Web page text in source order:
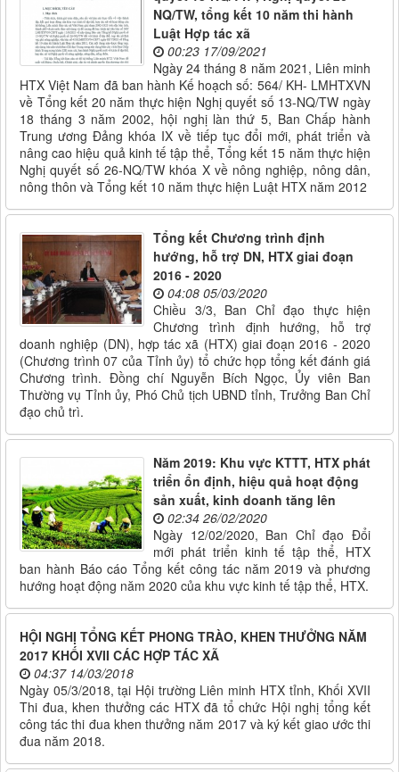
NQ/TW, tổng kết 10 năm thi hành
Luật Hợp tác xã
00:23 17/09/2021
Ngày 24 tháng 8 năm 2021, Liên minh
HTX Việt Nam đã ban hành Kế hoạch số: 564/ KH- LMHTXVN
về Tổng kết 20 năm thực hiện Nghị quyết số 13-NQ/TW ngày
18 tháng 3 năm 2002, hội nghị làn thứ 5, Ban Chấp hành
Trung ương Đảng khóa IX về tiếp tục đổi mới, phát triển và
nâng cao hiệu quả kinh tế tập thể, Tổng kết 15 năm thực hiện
Nghị quyết số 26-NQ/TW khóa X về nông nghiệp, nông dân,
nông thôn và Tổng kết 10 năm thực hiện Luật HTX năm 2012
Tổng kết Chương trình định
hướng, hỗ trợ DN, HTX giai đoạn
2016 - 2020
04:08 05/03/2020
Chiều 3/3, Ban Chỉ đạo thực hiện
Chương trình định hướng, hỗ trợ
doanh nghiệp (DN), hợp tác xã (HTX) giai đoạn 2016 - 2020
(Chương trình 07 của Tỉnh ủy) tổ chức họp tổng kết đánh giá
Chương trình. Đồng chí Nguyễn Bích Ngọc, Ủy viên Ban
Thường vụ Tỉnh ủy, Phó Chủ tịch UBND tỉnh, Trưởng Ban Chỉ
đạo chủ trì.
Năm 2019: Khu vực KTTT, HTX phát
triển ổn định, hiệu quả hoạt động
sản xuất, kinh doanh tăng lên
02:34 26/02/2020
Ngày 12/02/2020, Ban Chỉ đạo Đổi
mới phát triển kinh tế tập thể, HTX
ban hành Báo cáo Tổng kết công tác năm 2019 và phương
hướng hoạt động năm 2020 của khu vực kinh tế tập thể, HTX.
HỘI NGHỊ TỔNG KẾT PHONG TRÀO, KHEN THƯỞNG NĂM
2017 KHỐI XVII CÁC HỢP TÁC XÃ
04:37 14/03/2018
Ngày 05/3/2018, tại Hội trường Liên minh HTX tỉnh, Khối XVII
Thi đua, khen thưởng các HTX đã tổ chức Hội nghị tổng kết
công tác thi đua khen thưởng năm 2017 và ký kết giao ước thi
đua năm 2018.